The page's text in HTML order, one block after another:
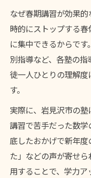
春期講習で
塾の春期講
る
個別指導塾
集団授業塾
ト
苦手克服なら春
塾の春期講
ーチ
なぜ春期講習が効果
時的にストップする
に集中できるからで
別指導など、各塾の
徒一人ひとりの理解
す。
実際に、岩見沢市の
講習で苦手だった数
底したおかげで新年
た」などの声が寄せ
用することで、学力